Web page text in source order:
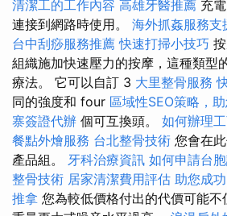
清潔工的工作內容 高雄牙醫推薦 充
連接到網路時使用。 海外抓姦服務支
台中刮痧服務推薦快速打掃小技巧
組織施加快速壓力的按摩，這種類型
療法。 它可以自訂 3 大里整骨服務
同的強度和 four 區域性SEO策略，
寨簽證代辦 個可互換頭。 如何辦理
餐點外燴服務 台北整骨技術 您會在
產品組。 牙科治療資訊 如何申請台
整骨技術 居家清潔費用評估 助您成
推拿 您為較低價格付出的代價可能不